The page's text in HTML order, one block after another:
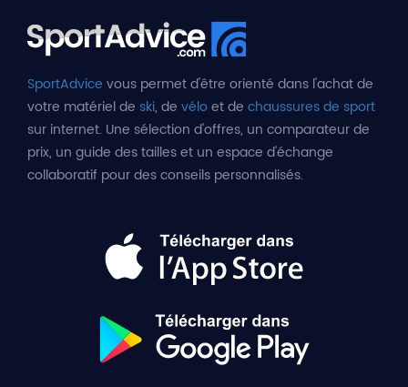
SportAdvice vous permet d'être orienté dans l'achat de
votre matériel de ski, de véloet de chaussures de sport
sur internet. Une sélection d'offres, un comparateur de
prix, un guide des tailles et un espace d'échange
collaboratif pour des conseils personnalisés.